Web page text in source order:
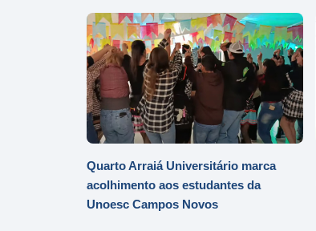
Quarto Arraiá Universitário marca
acolhimento aos estudantes da
Unoesc Campos Novos